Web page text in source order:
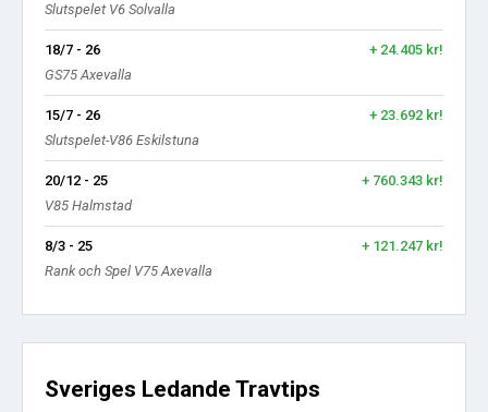
Slutspelet V6 Solvalla
18/7 - 26
+ 24.405 kr!
GS75 Axevalla
15/7 - 26
+ 23.692 kr!
Slutspelet-V86 Eskilstuna
20/12 - 25
+ 760.343 kr!
V85 Halmstad
8/3 - 25
+ 121.247 kr!
Rank och Spel V75 Axevalla
Sveriges Ledande Travtips